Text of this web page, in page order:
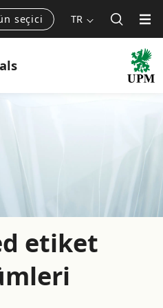
seçici TR
etiket